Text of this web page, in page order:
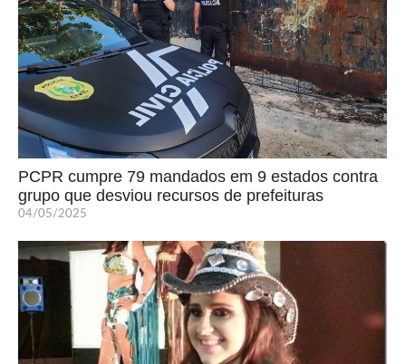
PCPR cumpre 79 mandados em 9 estados contra
grupo que desviou recursos de prefeituras
04/05/2025